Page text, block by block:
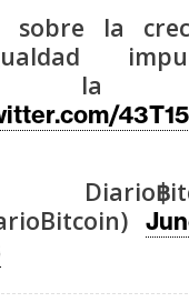
sobre la
la
฿